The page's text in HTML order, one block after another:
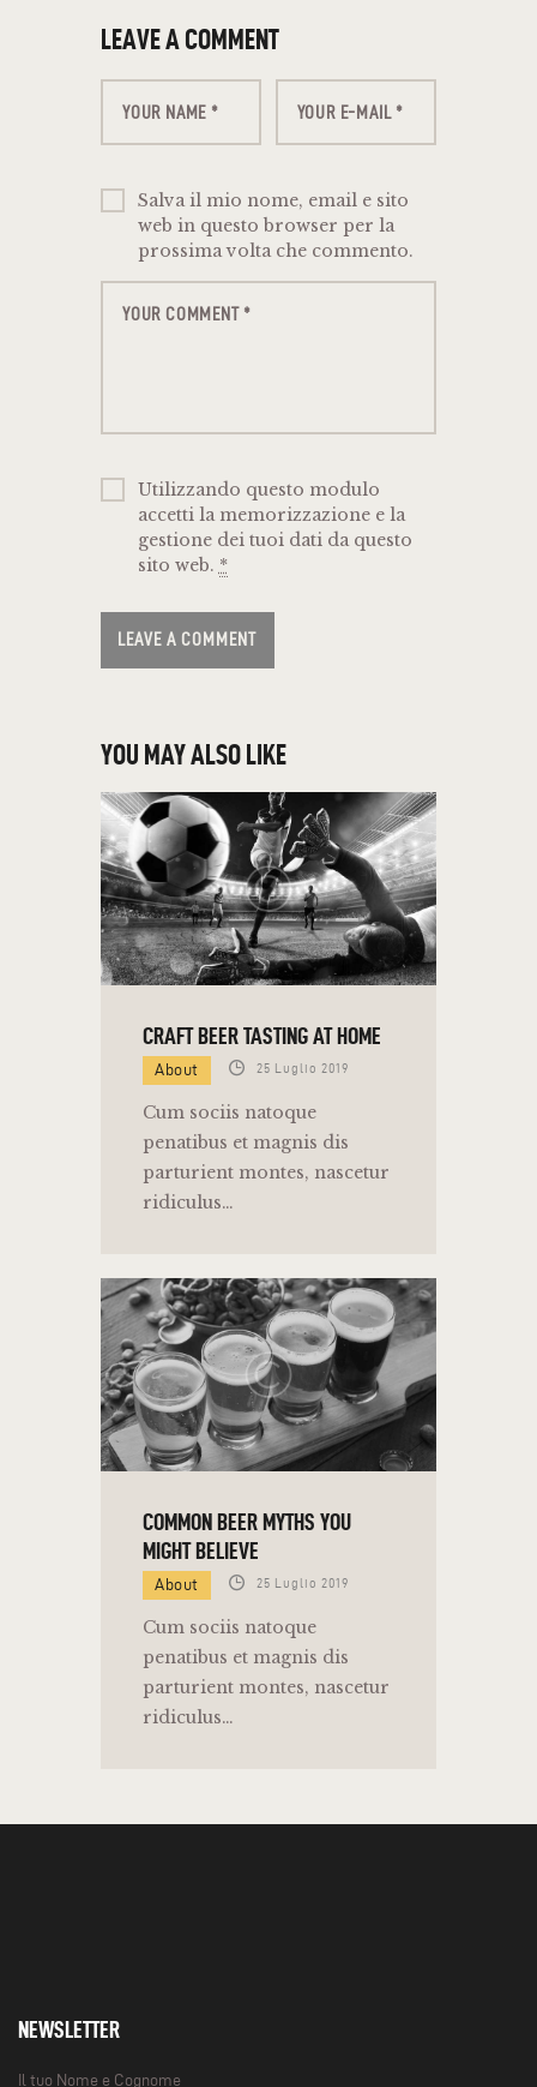
LEAVE A COMMENT
Salva il mio nome, email e sito
web in questo browser per la
prossima volta che commento.
Utilizzando questo modulo
accetti la memorizzazione e la
gestione dei tuoi dati da questo
sito web. *
YOU MAY ALSO LIKE
CRAFT BEER TASTING AT HOME
About 25 Luglio 2019
Cum sociis natoque
penatibus et magnis dis
parturient montes, nascetur
ridiculus…
COMMON BEER MYTHS YOU
MIGHT BELIEVE
About 25 Luglio 2019
Cum sociis natoque
penatibus et magnis dis
parturient montes, nascetur
ridiculus…
NEWSLETTER
Il tuo Nome e Cognome